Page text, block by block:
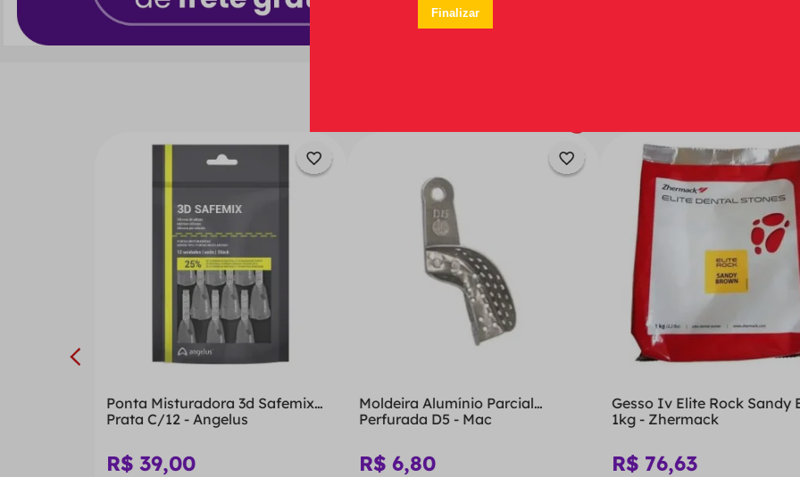
Ponta Misturadora 3d Safemix
Prata C/12 - Angelus
R$ 39,00
Moldeira Alumínio Parcial
Perfurada D5 - Mac
R$ 6,80
Gesso Iv Elite Rock Sandy
1kg - Zhermack
R$ 76,63